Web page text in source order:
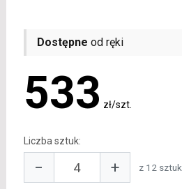
Dostępne od ręki
533 zł/szt.
Liczba sztuk:
− + z 12 sztuk